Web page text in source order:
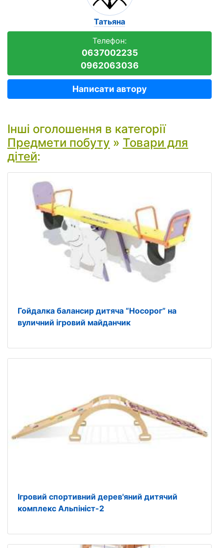
Татьяна
Телефон:
0637002235
0962063036
Написати автору
Інші оголошення в категорії
Предмети побуту » Товари для
дітей:
Гойдалка балансир дитяча “Носорог” на
вуличний ігровий майданчик
Ігровий спортивний дерев'яний дитячий
комплекс Альпініст-2